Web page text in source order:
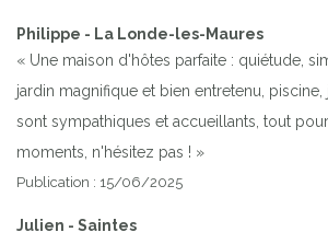
Philippe - La Londe-les-Maures
« Une maison d'hôtes parfaite : quiétude,
jardin magnifique et bien entretenu, piscine,
sont sympathiques et accueillants, tout
moments, n'hésitez pas ! »
Publication : 15/06/2025
Julien - Saintes